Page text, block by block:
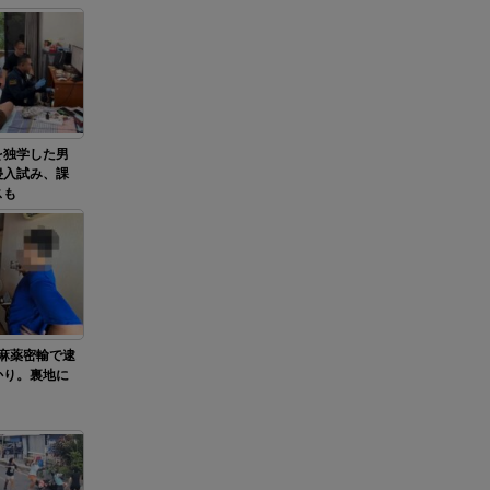
学した男
試み、課
も
薬密輸で逮
。裏地に